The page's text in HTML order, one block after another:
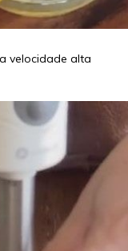
velocidade alta